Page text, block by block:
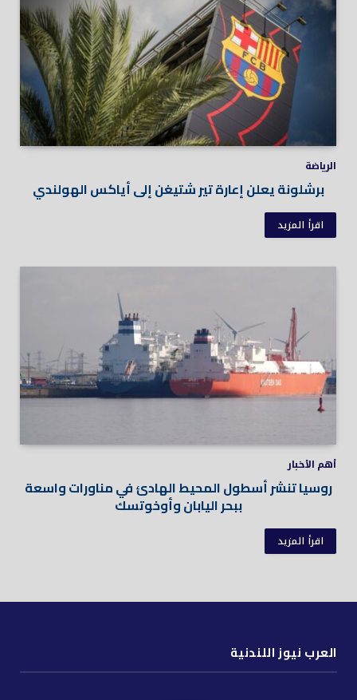
الرياضة
برشلونة يعلن إعارة تير شتيغن إلى أياكس الهولندي
اقرأ المزيد
أهم الأخبار
روسيا تنشر أسطول المحيط الهادئ في مناورات واسعة
ببحر اليابان وأوخوتسك
اقرأ المزيد
العرب نيوز اللندنية